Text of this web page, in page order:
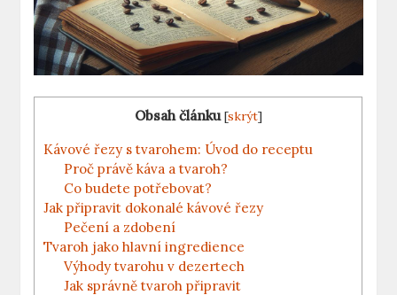
Obsah článku [skrýt]
Kávové řezy s tvarohem: Úvod do receptu
Proč právě káva a tvaroh?
Co budete potřebovat?
Jak připravit dokonalé kávové řezy
Pečení a zdobení
Tvaroh jako hlavní ingredience
Výhody tvarohu v dezertech
Jak správně tvaroh připravit